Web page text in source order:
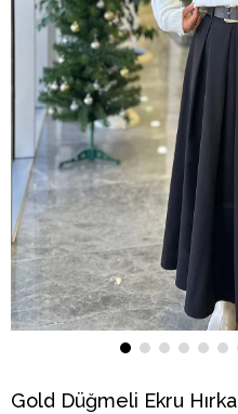
Gold Düğmeli Ekru Hırka